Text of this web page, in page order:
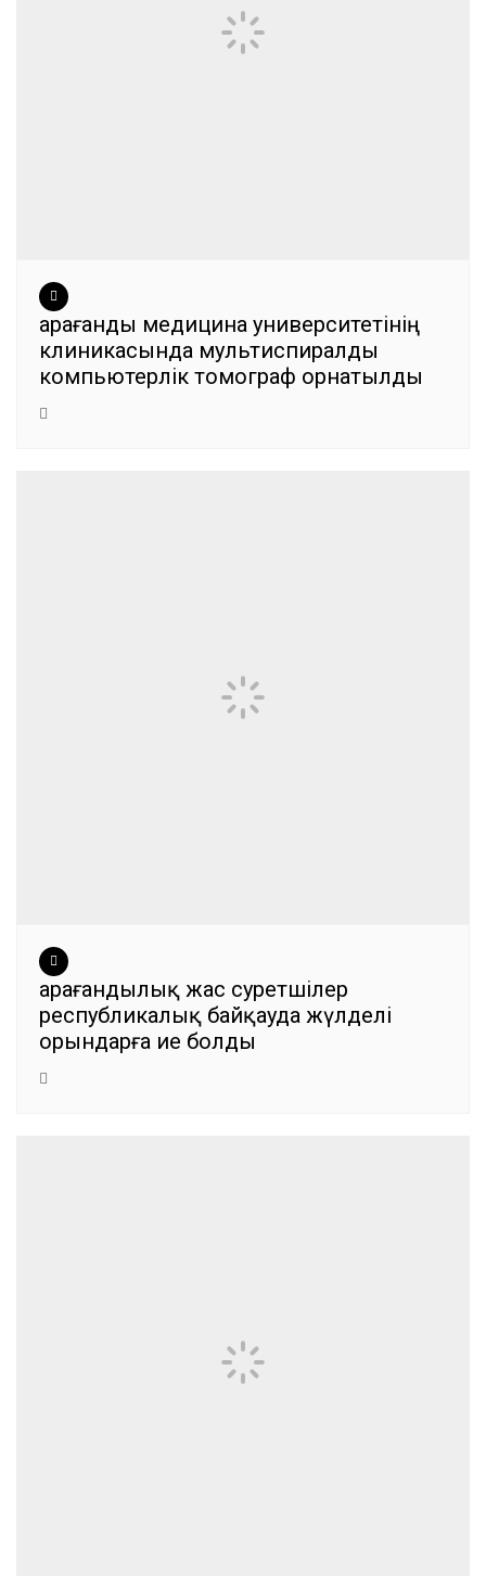
Қарағанды медицина университетінің
клиникасында мультиспиралды
компьютерлік томограф орнатылды
Қарағандылық жас суретшілер
республикалық байқауда жүлделі
орындарға ие болды